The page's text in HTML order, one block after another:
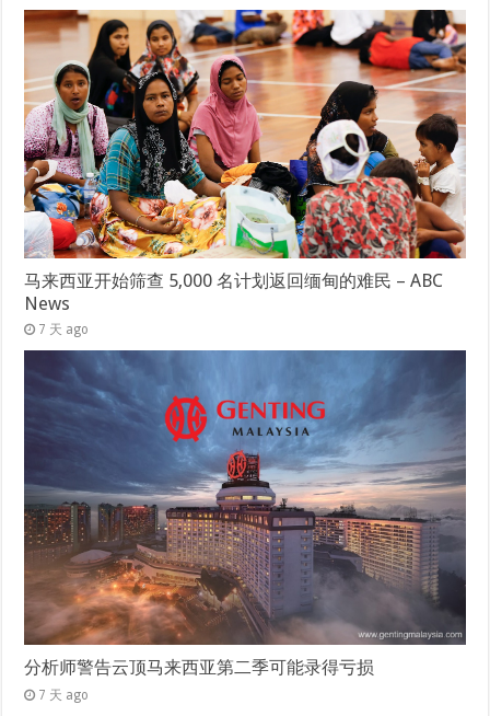
马来西亚开始筛查 5,000 名计划返回缅甸的难民 – ABC
News
7 天 ago
分析师警告云顶马来西亚第二季可能录得亏损
7 天 ago